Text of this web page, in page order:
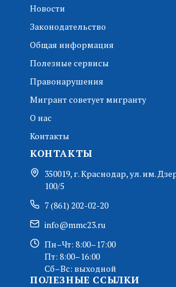
Новости
Законодательство
Общая информация
Полезные сервисы
Правонарушения
Мигрант советует мигранту
О нас
Контакты
КОНТАКТЫ
350019, г. Краснодар, ул. им.
100/5
7 (861) 202-02-20
info@mmc23.ru
Пн–Чт: 8:00–17:00
Пт: 8:00–16:00
Сб–Вс: выходной
ПОЛЕЗНЫЕ ССЫЛКИ